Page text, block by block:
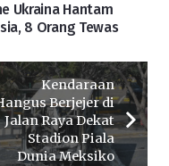
Ukraina Hantam
8 Orang Tewas
Kendaraan
Berjejer di
Jalan Raya Dekat
Stadion Piala
Dunia Meksiko